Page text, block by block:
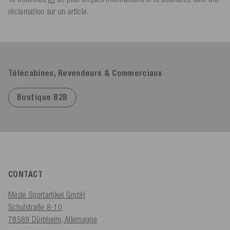
réclamation sur un article.
Télécabines, Revendeurs & Commerciaux
Boutique B2B
CONTACT
Mesle Sportartikel GmbH
Schulstraße 8-10
78589 Dürbheim, Allemagne